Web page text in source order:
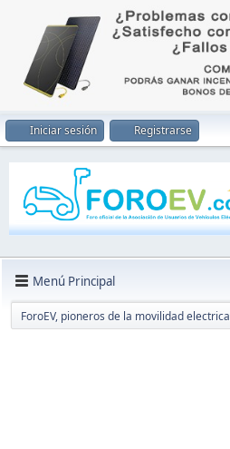
Iniciar sesión Registrarse
Menú Principal
ForoEV, pioneros de la movilidad electrica